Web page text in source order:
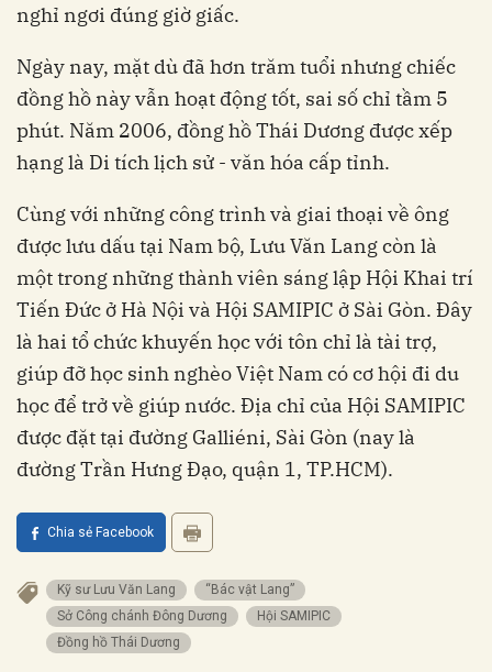
nghỉ ngơi đúng giờ giấc.
Ngày nay, mặt dù đã hơn trăm tuổi nhưng chiếc
đồng hồ này vẫn hoạt động tốt, sai số chỉ tầm 5
phút. Năm 2006, đồng hồ Thái Dương được xếp
hạng là Di tích lịch sử - văn hóa cấp tỉnh.
Cùng với những công trình và giai thoại về ông
được lưu dấu tại Nam bộ, Lưu Văn Lang còn là
một trong những thành viên sáng lập Hội Khai trí
Tiến Đức ở Hà Nội và Hội SAMIPIC ở Sài Gòn. Đây
là hai tổ chức khuyến học với tôn chỉ là tài trợ,
giúp đỡ học sinh nghèo Việt Nam có cơ hội đi du
học để trở về giúp nước. Địa chỉ của Hội SAMIPIC
được đặt tại đường Galliéni, Sài Gòn (nay là
đường Trần Hưng Đạo, quận 1, TP.HCM).
Chia sẻ Facebook
Kỹ sư Lưu Văn Lang
“Bác vật Lang”
Sở Công chánh Đông Dương
Hội SAMIPIC
Đồng hồ Thái Dương